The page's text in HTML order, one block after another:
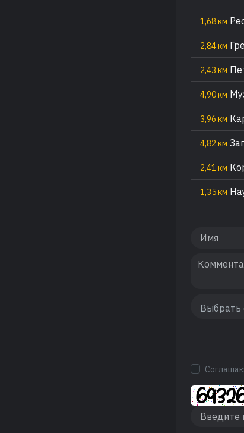
1,68 км
2,84 км
2,43 км
4,90 км
3,96 км
4,82 км
2,41 км
1,35 км